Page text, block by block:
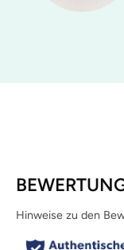
Hinweise zu den